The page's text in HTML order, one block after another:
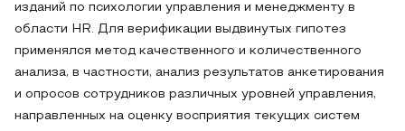
изданий по психологии управления и менеджменту в
области HR. Для верификации выдвинутых гипотез
применялся метод качественного и количественного
анализа, в частности, анализ результатов анкетирования
и опросов сотрудников различных уровней управления,
направленных на оценку восприятия текущих систем